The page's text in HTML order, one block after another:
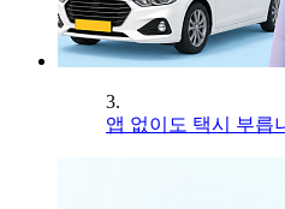
3.
앱 없이도 택시 부릅